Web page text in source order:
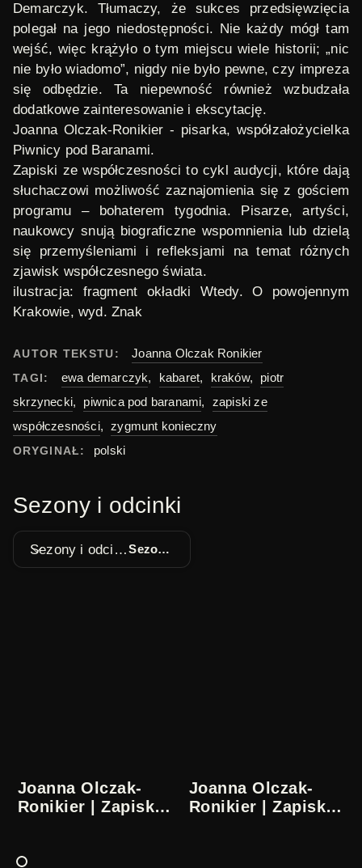
Demarczyk. Tłumaczy, że sukces przedsięwzięcia
polegał na jego niedostępności. Nie każdy mógł tam
wejść, więc krążyło o tym miejscu wiele historii; „nic
nie było wiadomo”, nigdy nie było pewne, czy impreza
się odbędzie. Ta niepewność również wzbudzała
dodatkowe zainteresowanie i ekscytację.
Joanna Olczak-Ronikier - pisarka, współzałożycielka
Piwnicy pod Baranami.
Zapiski ze współczesności to cykl audycji, które dają
słuchaczowi możliwość zaznajomienia się z gościem
programu – bohaterem tygodnia. Pisarze, artyści,
naukowcy snują biograficzne wspomnienia lub dzielą
się przemyśleniami i refleksjami na temat różnych
zjawisk współczesnego świata.
ilustracja: fragment okładki Wtedy. O powojennym
Krakowie, wyd. Znak
AUTOR TEKSTU: Joanna Olczak Ronikier
TAGI: ewa demarczyk, kabaret, kraków,
piotr
skrzynecki, piwnica pod baranami,
zapiski ze
współczesności, zygmunt konieczny
ORYGINAŁ: polski
Sezony i odcinki
Sezony i odcinki Sezon 1
Joanna Olczak-
Ronikier | Zapiski
Joanna Olczak-
Ronikier | Zapiski